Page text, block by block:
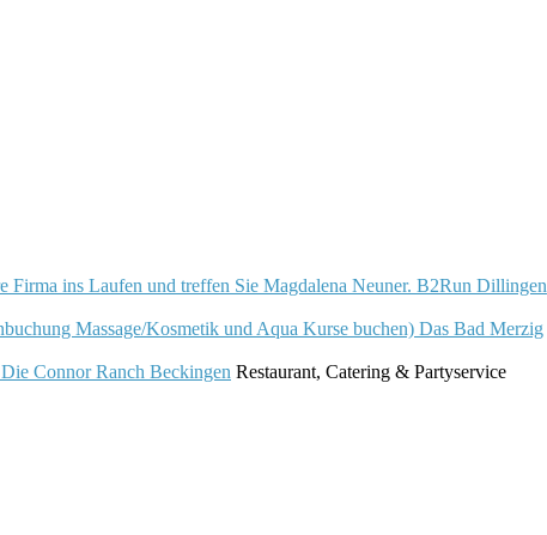
B2Run Dillingen
Das Bad Merzig
Die Connor Ranch Beckingen Restaurant, Catering & Partyservice